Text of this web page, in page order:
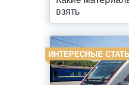
взять
ИНТЕРЕСНЫЕ